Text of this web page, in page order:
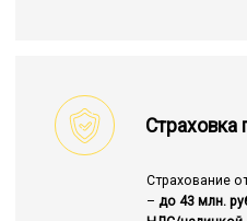
Страховка
Страхование
– до 43 млн.